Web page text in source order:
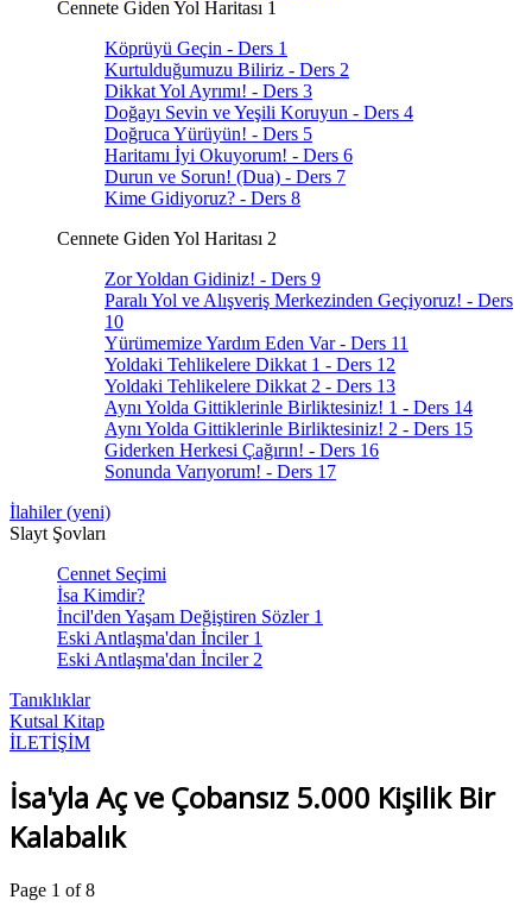
Cennete Giden Yol Haritası 1
Köprüyü Geçin - Ders 1
Kurtulduğumuzu Biliriz - Ders 2
Dikkat Yol Ayrımı! - Ders 3
Doğayı Sevin ve Yeşili Koruyun - Ders 4
Doğruca Yürüyün! - Ders 5
Haritamı İyi Okuyorum! - Ders 6
Durun ve Sorun! (Dua) - Ders 7
Kime Gidiyoruz? - Ders 8
Cennete Giden Yol Haritası 2
Zor Yoldan Gidiniz! - Ders 9
Paralı Yol ve Alışveriş Merkezinden Geçiyoruz! - Ders
10
Yürümemize Yardım Eden Var - Ders 11
Yoldaki Tehlikelere Dikkat 1 - Ders 12
Yoldaki Tehlikelere Dikkat 2 - Ders 13
Aynı Yolda Gittiklerinle Birliktesiniz! 1 - Ders 14
Aynı Yolda Gittiklerinle Birliktesiniz! 2 - Ders 15
Giderken Herkesi Çağırın! - Ders 16
Sonunda Varıyorum! - Ders 17
İlahiler (yeni)
Slayt Şovları
Cennet Seçimi
İsa Kimdir?
İncil'den Yaşam Değiştiren Sözler 1
Eski Antlaşma'dan İnciler 1
Eski Antlaşma'dan İnciler 2
Tanıklıklar
Kutsal Kitap
İLETİŞİM
İsa'yla Aç ve Çobansız 5.000 Kişilik Bir
Kalabalık
Page 1 of 8